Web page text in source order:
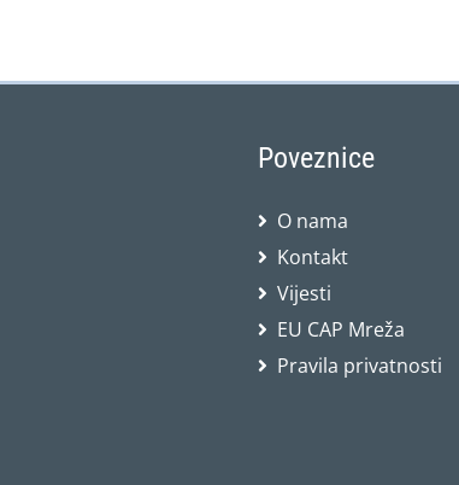
Poveznice
O nama
Kontakt
Vijesti
EU CAP Mreža
Pravila privatnosti